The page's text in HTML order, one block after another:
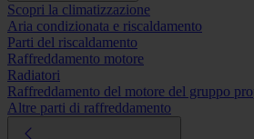
Scopri la climatizzazione
Aria condizionata e riscaldamento
Parti del riscaldamento
Raffreddamento motore
Radiatori
Raffreddamento del motore del gruppo
Altre parti di raffreddamento